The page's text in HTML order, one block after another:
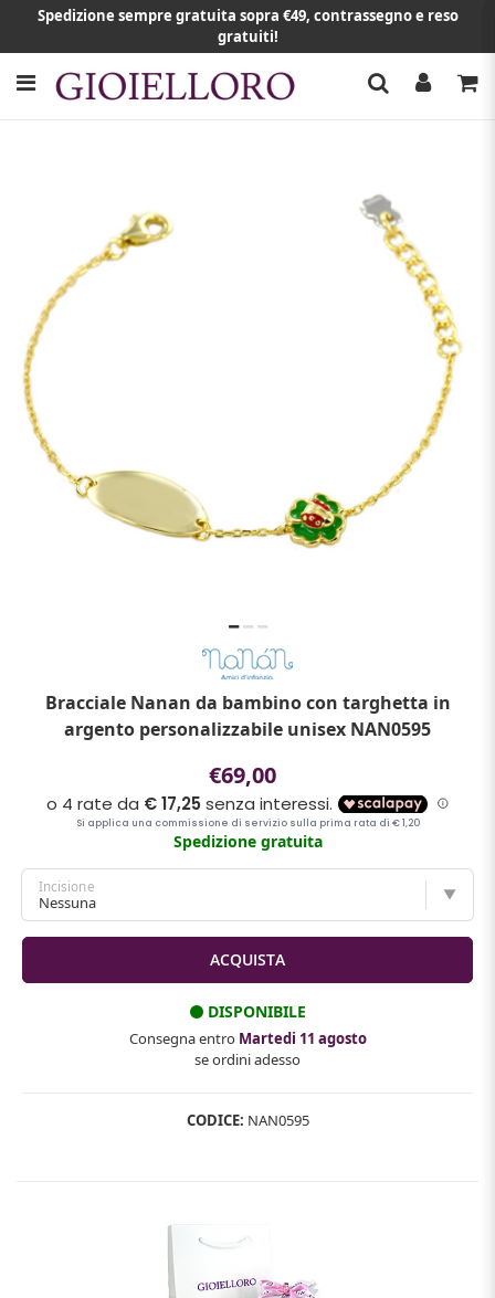
Spedizione sempre gratuita sopra €49, contrassegno e reso
gratuiti!
Bracciale Nanan da bambino con targhetta in
argento personalizzabile unisex NAN0595
€69,00
Spedizione gratuita
Incisione
DISPONIBILE
Consegna entro Martedi 11 agosto
se ordini adesso
CODICE: NAN0595